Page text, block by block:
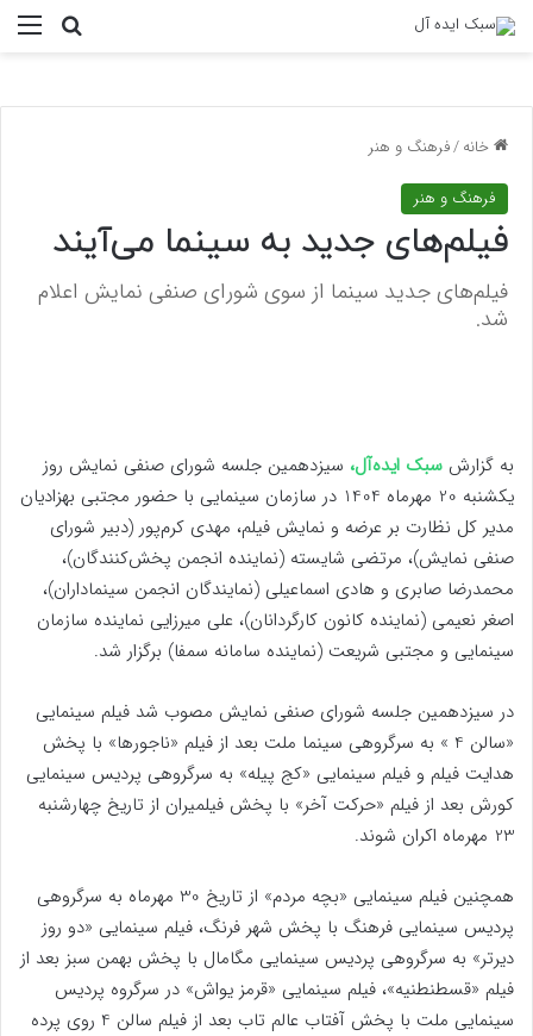
خانه/فرهنگ و هنر
فرهنگ و هنر
فیلم‌های جدید به سینما می‌آیند
فیلم‌های جدید سینما از سوی شورای صنفی نمایش اعلام
شد.
به گزارش سبک ایده‌آل، سیزدهمین جلسه شورای صنفی نمایش روز
یکشنبه 20 مهرماه 1404 در سازمان سینمایی با حضور مجتبی بهزادیان
مدیر کل نظارت بر عرضه و نمایش فیلم، مهدی کرم‌پور (دبیر شورای
صنفی نمایش)، مرتضی شایسته (نماینده انجمن پخش‌کنندگان)،
محمدرضا صابری و هادی اسماعیلی (نمایندگان انجمن سینماداران)،
اصغر نعیمی (نماینده کانون کارگردانان)، علی میرزایی نماینده‌ سازمان
سینمایی و مجتبی شریعت (نماینده سامانه سمفا) برگزار شد.
در سیزدهمین جلسه شورای صنفی نمایش مصوب شد فیلم سینمایی
«سالن 4 » به سرگروهی سینما ملت بعد از فیلم «ناجورها» با پخش
هدایت فیلم و فیلم سینمایی «کج پیله» به سرگروهی پردیس سینمایی
کورش بعد از فیلم «حرکت آخر» با پخش فیلمیران از تاریخ چهارشنبه
23 مهرماه اکران شوند.
همچنین فیلم سینمایی «بچه مردم» از تاریخ 30 مهرماه به سرگروهی
پردیس سینمایی فرهنگ با پخش شهر فرنگ، فیلم سینمایی «دو روز
دیرتر» به سرگروهی پردیس سینمایی مگامال با پخش بهمن سبز بعد از
فیلم «قسطنطنیه»، فیلم سینمایی «قرمز یواش» در سرگروه پردیس
سینمایی ملت با پخش آفتاب عالم تاب بعد از فیلم سالن 4 روی پرده